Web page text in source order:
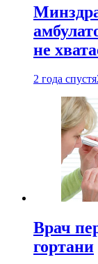
не
2 года спустя
Врач
гортани